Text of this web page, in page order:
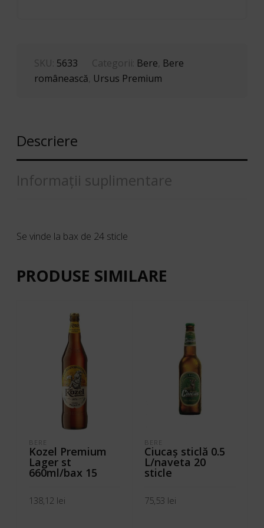
SKU: 5633 Categorii: Bere Bere
românească Ursus Premium
Descriere
Informații suplimentare
Se vinde la bax de 24 sticle
PRODUSE SIMILARE
BERE
Kozel Premium
Lager st
660ml/bax 15
138,12 lei
BERE
Ciucaş sticlă 0.5
L/naveta 20
sticle
75,53 lei